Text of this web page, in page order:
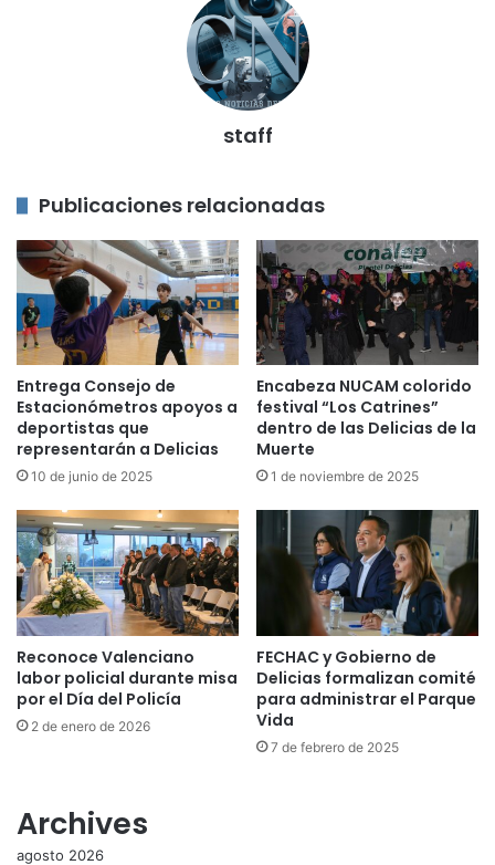
staff
Publicaciones relacionadas
Entrega Consejo de
Estacionómetros apoyos a
deportistas que
representarán a Delicias
10 de junio de 2025
Encabeza NUCAM colorido
festival “Los Catrines”
dentro de las Delicias de la
Muerte
1 de noviembre de 2025
Reconoce Valenciano
labor policial durante misa
por el Día del Policía
2 de enero de 2026
FECHAC y Gobierno de
Delicias formalizan comité
para administrar el Parque
Vida
7 de febrero de 2025
Archives
agosto 2026